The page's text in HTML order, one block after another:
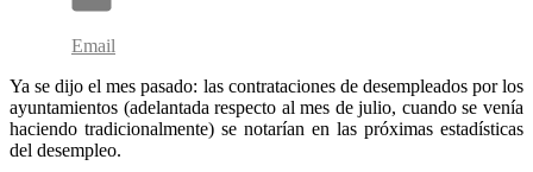
Email
Ya se dijo el mes pasado: las contrataciones de desempleados por los
ayuntamientos (adelantada respecto al mes de julio, cuando se venía
haciendo tradicionalmente) se notarían en las próximas estadísticas
del desempleo.